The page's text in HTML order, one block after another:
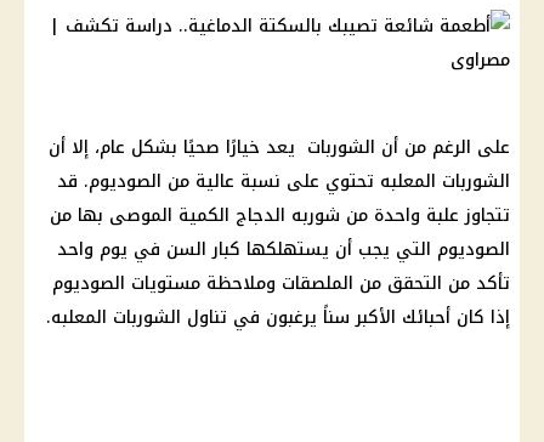
على الرغم من أن الشوربات يعد خيارًا صحيًا بشكل عام، إلا أن
الشوربات المعلبه تحتوي على نسبة عالية من الصوديوم. قد
تتجاوز علبة واحدة من شوربه الدجاج الكمية الموصى بها من
الصوديوم التي يجب أن يستهلكها كبار السن في يوم واحد
تأكد من التحقق من الملصقات وملاحظة مستويات الصوديوم
إذا كان أحبائك الأكبر سناً يرغبون في تناول الشوربات المعلبه.